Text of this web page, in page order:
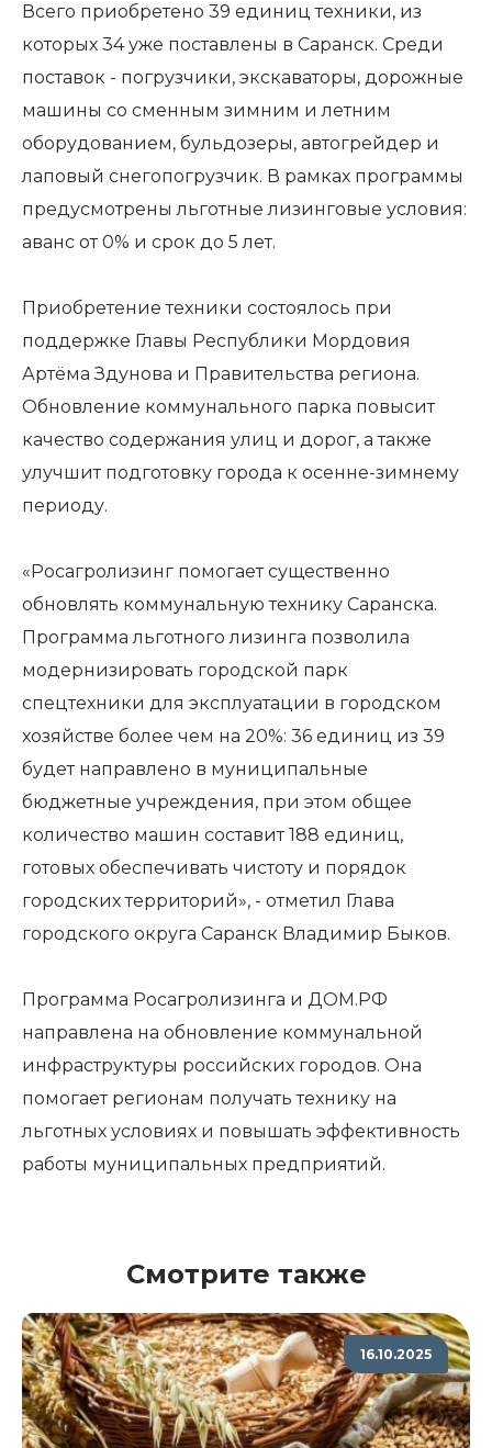
Всего приобретено 39 единиц техники, из
которых 34 уже поставлены в Саранск. Среди
поставок - погрузчики, экскаваторы, дорожные
машины со сменным зимним и летним
оборудованием, бульдозеры, автогрейдер и
лаповый снегопогрузчик. В рамках программы
предусмотрены льготные лизинговые условия:
аванс от 0% и срок до 5 лет.
Приобретение техники состоялось при
поддержке Главы Республики Мордовия
Артёма Здунова и Правительства региона.
Обновление коммунального парка повысит
качество содержания улиц и дорог, а также
улучшит подготовку города к осенне-зимнему
периоду.
«Росагролизинг помогает существенно
обновлять коммунальную технику Саранска.
Программа льготного лизинга позволила
модернизировать городской парк
спецтехники для эксплуатации в городском
хозяйстве более чем на 20%: 36 единиц из 39
будет направлено в муниципальные
бюджетные учреждения, при этом общее
количество машин составит 188 единиц,
готовых обеспечивать чистоту и порядок
городских территорий», - отметил Глава
городского округа Саранск Владимир Быков.
Программа Росагролизинга и ДОМ.РФ
направлена на обновление коммунальной
инфраструктуры российских городов. Она
помогает регионам получать технику на
льготных условиях и повышать эффективность
работы муниципальных предприятий.
Смотрите также
16.10.2025